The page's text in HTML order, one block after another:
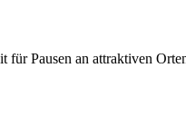
Pausen an attraktiven